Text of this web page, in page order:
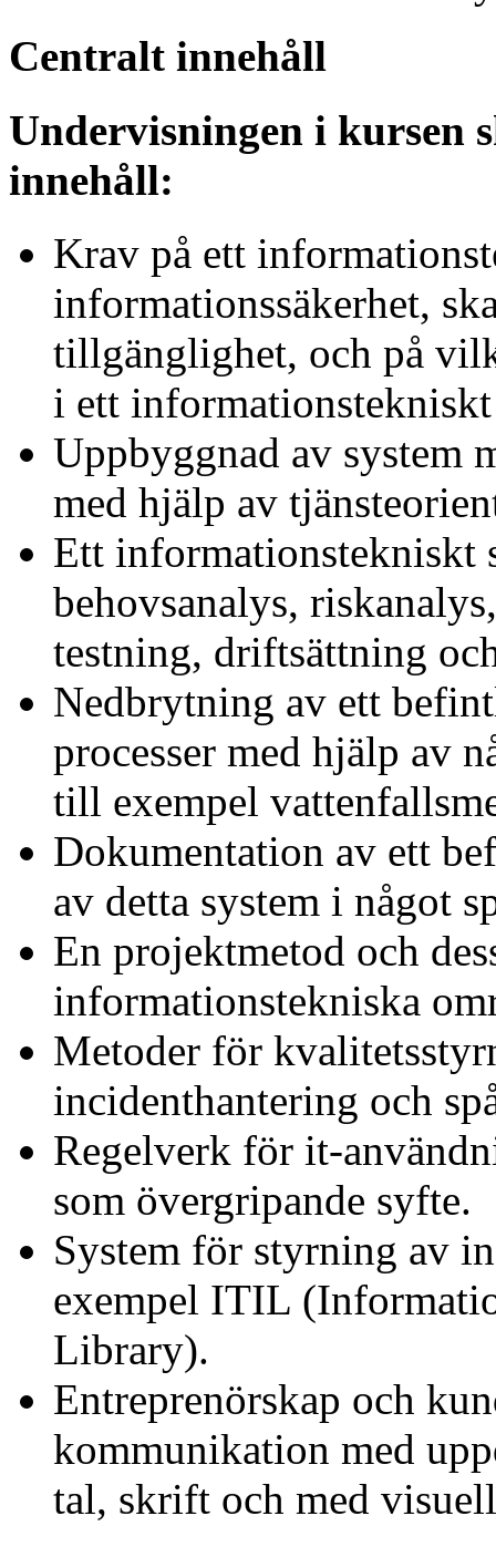
Centralt innehåll
Undervisningen i kursen
innehåll:
Krav på ett
informationssäkerhet,
tillgänglighet, och på
i ett
Uppbyggnad av system
med hjälp av
Ett informationstekniskt
behovsanalys,
testning, driftsättning
Nedbrytning av ett
processer med hjälp av
till exempel
Dokumentation av ett
av detta system i något
En projektmetod och
informationstekniska
Metoder för
incidenthantering och
Regelverk för it-
som övergripande syfte.
System för styrning av
exempel ITIL
Library).
Entreprenörskap och
kommunikation med
tal, skrift och med